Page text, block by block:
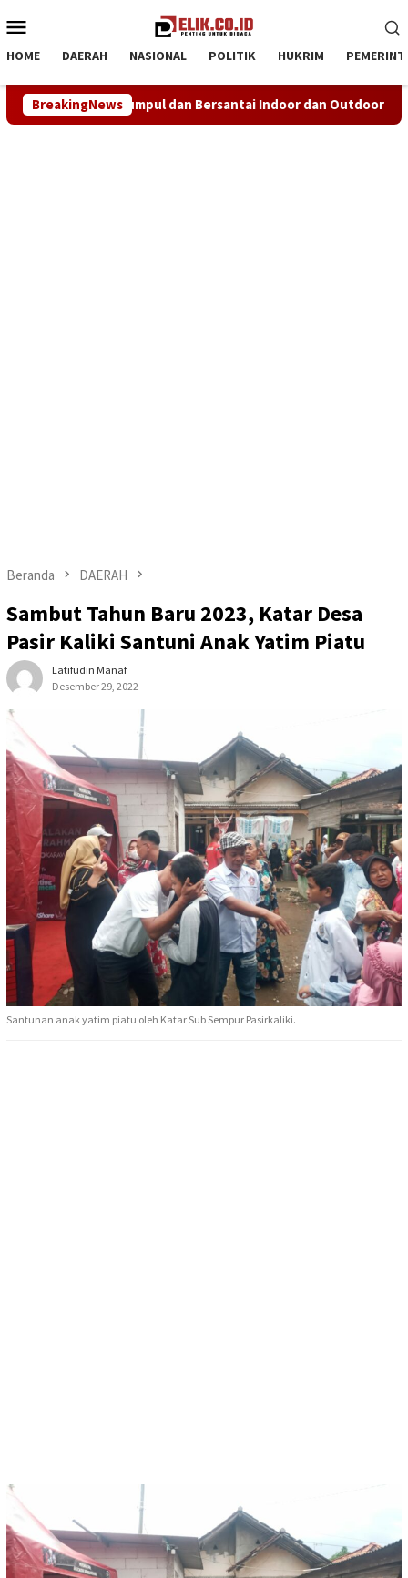
ke
Mobile
HOME DAERAH NASIONAL POLITIK HUKRIM
BreakingNews
Indoor dan Outdoor NHRI–KADIN Karawang Gelar
Beranda DAERAH
Sambut Tahun Baru 2023, Katar Desa
Pasir Kaliki Santuni Anak Yatim Piatu
Latifudin Manaf
Desember 29, 2022
Santunan anak yatim piatu oleh Katar Sub Sempur Pasirkaliki.